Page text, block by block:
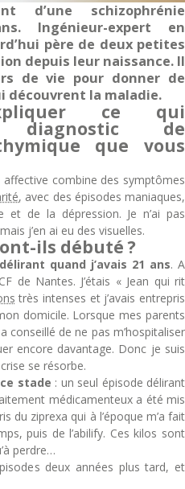
d’une schizophrénie
Ingénieur-expert en
père de deux petites
depuis leur naissance. Il
de vie pour donner de
découvrent la maladie.
ce qui
diagnostic de
que vous
combine des symptômes
, avec des épisodes maniaques,
et de la dépression. Je n’ai pas
j’en ai eu des visuelles.
ils débuté ?
quand j’avais 21 ans. A
de Nantes. J’étais « Jean qui rit
très intenses et j’avais entrepris
domicile. Lorsque mes parents
conseillé de ne pas m’hospitaliser
encore davantage. Donc je suis
se résorbe.
stade : un seul épisode délirant
médicamenteux a été mis
du ziprexa qui à l’époque m’a fait
puis de l’abilify. Ces kilos sont
perdre…
deux années plus tard, et